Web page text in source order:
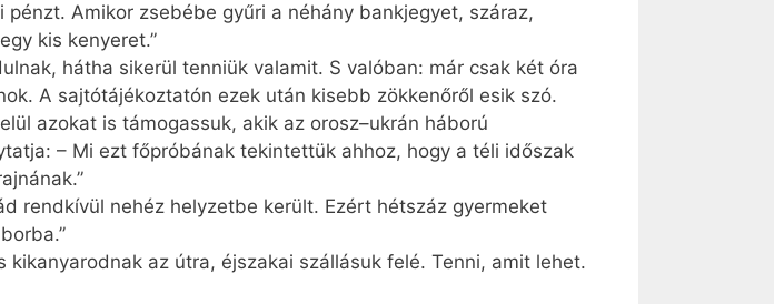
Amikor zsebébe gyűri a néhány bank­jegyet, száraz,
kis kenyeret.”
hátha sikerül tenniük valamit. S valóban: már csak két óra
A sajtó­tájékoztatón ezek után kisebb zökkenőről esik szó.
azokat is támogassuk, akik az orosz–ukrán háború
– Mi ezt főpróbának tekintettük ahhoz, hogy a téli időszak
rendkívül nehéz helyzetbe került. Ezért hétszáz gyermeket
az útra, éjszakai szállásuk felé. Tenni, amit lehet.